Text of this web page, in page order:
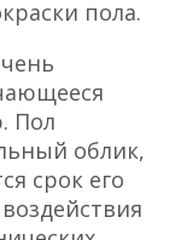
пола.
Пол
облик,
срок его